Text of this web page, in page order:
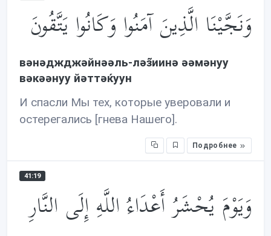
وَنَجَّيْنَا الَّذِينَ آمَنُوا وَكَانُوا يَتَّقُونَ
вəнəджджəйнəəль-лəз̃иинə əəмəнуу
вəкəəнуу йəттəќуун
И спасли Мы тех, которые уверовали и
остерегались [гнева Нашего].
Подробнее
41:19
وَيَوْمَ يُحْشَرُ أَعْدَاءُ اللَّهِ إِلَى النَّارِ